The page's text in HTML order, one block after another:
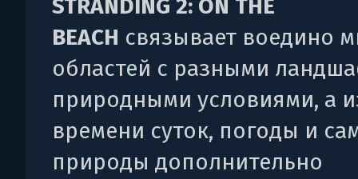
STRANDING 2: ON THE
BEACH связывает воедино
областей с разными
природными условиями, а
времени суток, погоды и
природы дополнительно